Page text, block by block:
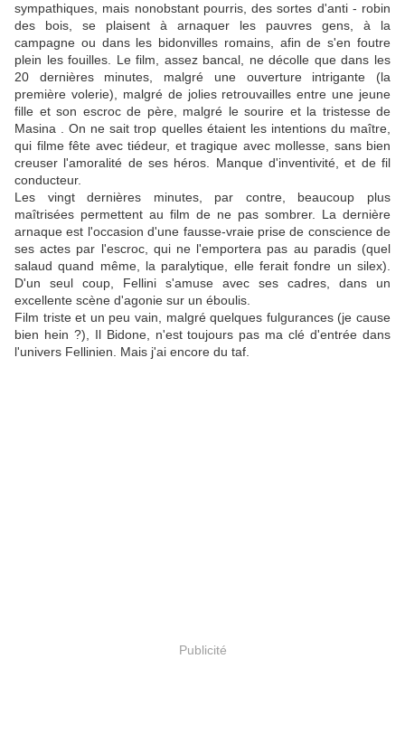
sympathiques, mais nonobstant pourris, des sortes d'anti - robin
des bois, se plaisent à arnaquer les pauvres gens, à la
campagne ou dans les bidonvilles romains, afin de s'en foutre
plein les fouilles. Le film, assez bancal, ne décolle que dans les
20 dernières minutes, malgré une ouverture intrigante (la
première volerie), malgré de jolies retrouvailles entre une jeune
fille et son escroc de père, malgré le sourire et la tristesse de
Masina . On ne sait trop quelles étaient les intentions du maître,
qui filme fête avec tiédeur, et tragique avec mollesse, sans bien
creuser l'amoralité de ses héros. Manque d'inventivité, et de fil
conducteur.
Les vingt dernières minutes, par contre, beaucoup plus
maîtrisées permettent au film de ne pas sombrer. La dernière
arnaque est l'occasion d'une fausse-vraie prise de conscience de
ses actes par l'escroc, qui ne l'emportera pas au paradis (quel
salaud quand même, la paralytique, elle ferait fondre un silex).
D'un seul coup, Fellini s'amuse avec ses cadres, dans un
excellente scène d'agonie sur un éboulis.
Film triste et un peu vain, malgré quelques fulgurances (je cause
bien hein ?), Il Bidone, n'est toujours pas ma clé d'entrée dans
l'univers Fellinien. Mais j'ai encore du taf.
Publicité